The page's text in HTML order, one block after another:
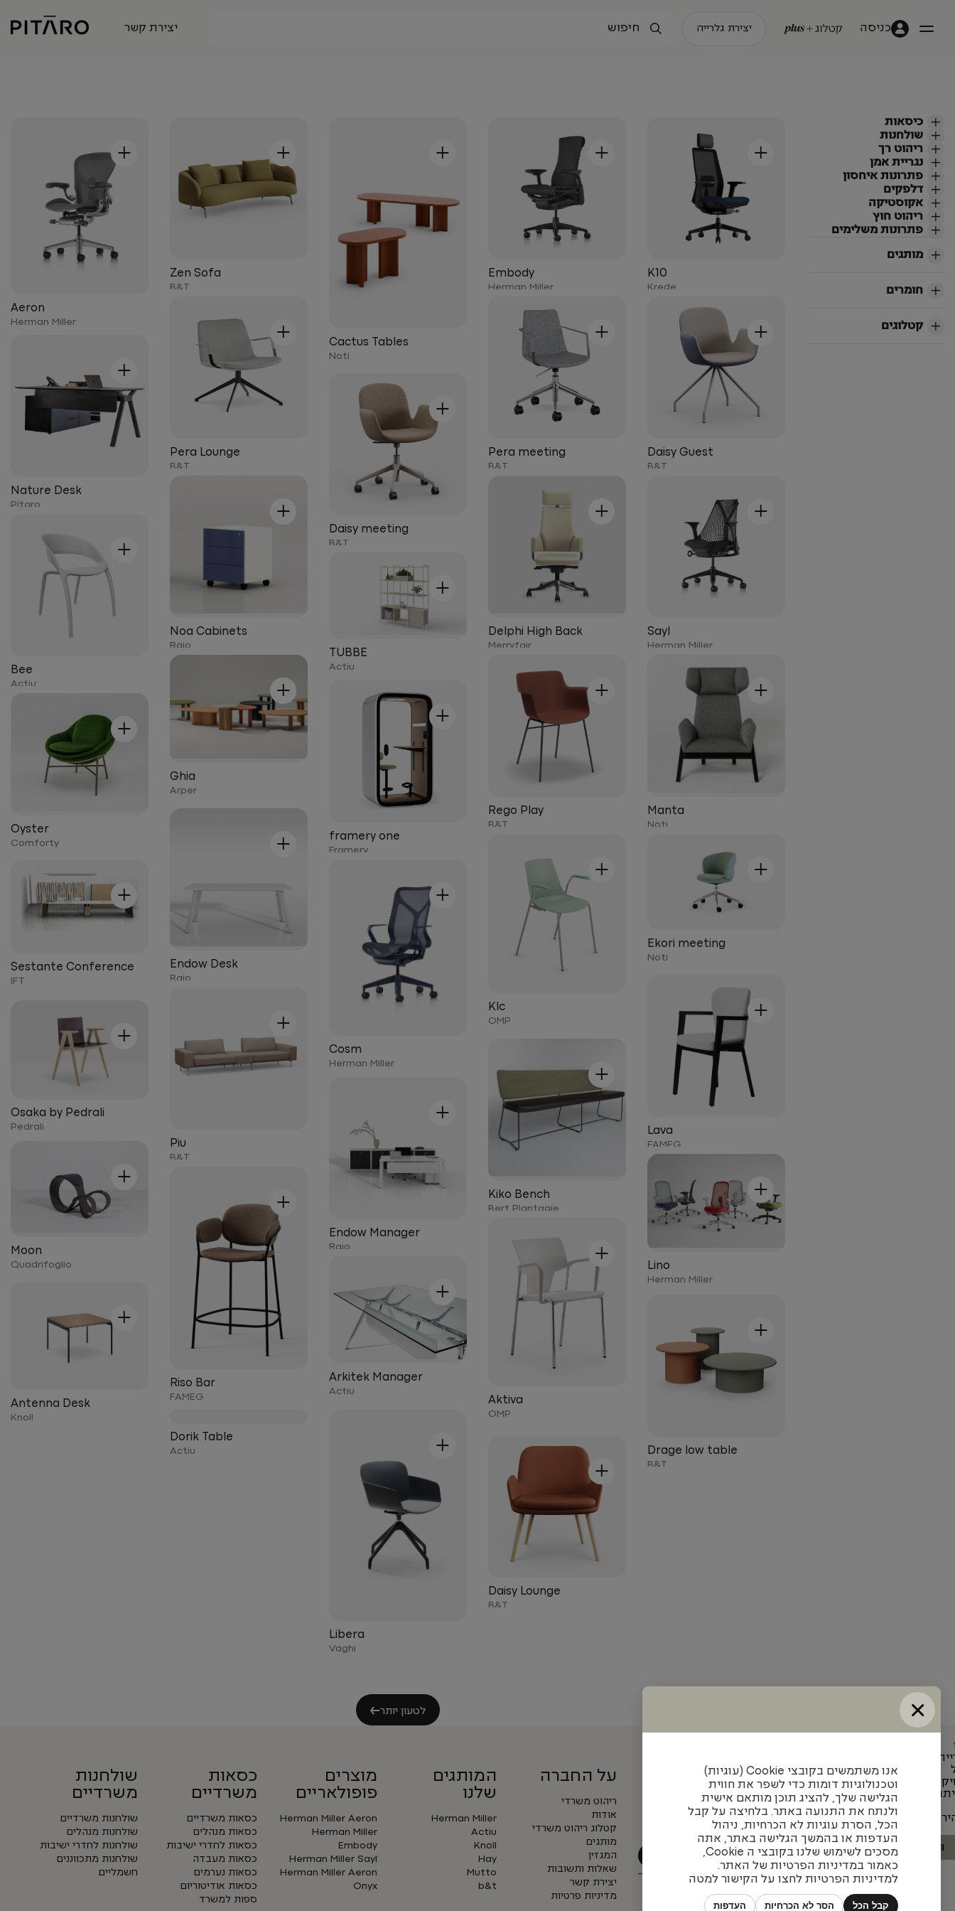
כניסה יצירת גלרייה יצירת קשר
כיסאות
שולחנות
ריהוט רך
נגריית אמן
פתרונות איחסון
דלפקים
אקוסטיקה
ריהוט חוץ
פתרונות משלימים
מותגים
חומרים
קטלוגים
+
K10
Krede
+
Embody
Herman Miller
+
Cactus Tables
Noti
+
Zen Sofa
B&T
+
Aeron
Herman Miller +
Daisy Guest
B&T
+
Pera meeting
B&T
+
Pera Lounge
B&T
+
Nature Desk
Pitaro
+
Daisy meeting
B&T
+
Sayl
Herman Miller
+
Delphi High Back
Merryfair
+
Noa Cabinets
Raio
+
Bee
Actiu
+
TUBBE
Actiu
+
Manta
Noti
+
Rego Play
B&T
+
Ghia
Arper
+
framery one
Framery
+
Oyster
Comforty +
Endow Desk
Raio
+
Ekori meeting
Noti
+
Klc
OMP
+
Cosm
Herman Miller
+
Sestante Conference
IFT
+
Lava
FAMEG
+
Piu
B&T
+
Osaka by Pedrali
Pedrali
+
Kiko Bench
Bert Plantagie
+
Endow Manager
Raio
+
Moon
Quadrifoglio
+
Lino
Herman Miller
+
Riso Bar
FAMEG
+
Aktiva
OMP
+
Arkitek Manager
Actiu
+
Antenna Desk
Knoll
+
Drage low table
B&T
+
Libera
Vaghi
Dorik Table
Actiu +
Daisy Lounge
B&T
לטעון יותר
הבא
4
עדכונים והשראה מאיתנו
הצטרפו לניוזלטר שלנו כדי להתעדכן בעיצובים חדשים,
פרויקטים מעניינים ומגמות בתחום
על החברה
ריהוט משרדי
אודות
קטלוג ריהוט משרדי
מותגים
המגזין
שאלות ותשובות
יצירת קשר
מדיניות פרטיות
המותגים
שלנו
Herman Miller
Actiu
Knoll
Hay
Mutto
b&t
מוצרים
פופולאריים
Herman Miller Aeron
Herman Miller
Embody
Herman Miller Sayl
Herman Miller Aeron
Onyx
כסאות
משרדיים
כסאות משרדיים
כסאות מנהלים
כסאות לחדרי ישיבות
כסאות מעבדה
כסאות נערמים
כסאות אודיטוריום
ספות למשרד
שולחנות
משרדיים
שולחנות משרדיים
שולחנות מנהלים
שולחנות לחדרי ישיבות
שולחנות מתכווננים
חשמליים
×
אנו משתמשים בקובצי Cookie (עוגיות)
וטכנולוגיות דומות כדי לשפר את חווית
הגלישה שלך, להציג תוכן מותאם אישית
ולנתח את התנועה באתר. בלחיצה על קבל
הכל, הסרת עוגיות לא הכרחיות, ניהול
העדפות או בהמשך הגלישה באתר, אתה
מסכים לשימוש שלנו בקובצי ה Cookie,
כאמור במדיניות הפרטיות של האתר.
למדיניות הפרטיות לחצו על הקישור למטה
קבל הכל הסר לא הכרחיות העדפות